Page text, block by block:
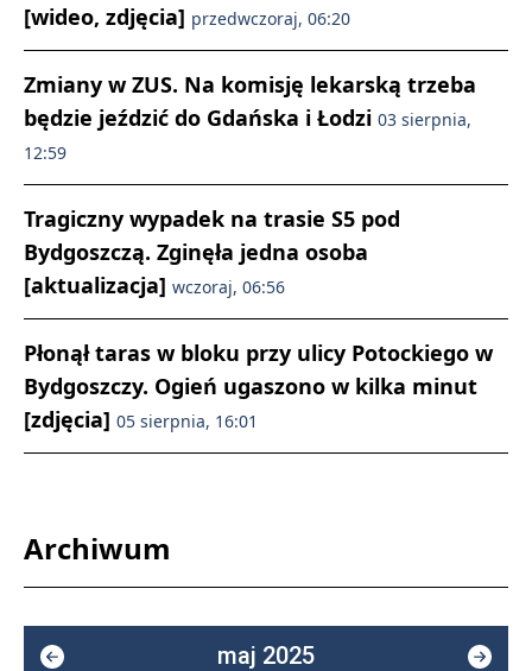
[wideo, zdjęcia] przedwczoraj, 06:20
Zmiany w ZUS. Na komisję lekarską trzeba
będzie jeździć do Gdańska i Łodzi 03 sierpnia,
12:59
Tragiczny wypadek na trasie S5 pod
Bydgoszczą. Zginęła jedna osoba
[aktualizacja] wczoraj, 06:56
Płonął taras w bloku przy ulicy Potockiego w
Bydgoszczy. Ogień ugaszono w kilka minut
[zdjęcia] 05 sierpnia, 16:01
Archiwum
maj 2025